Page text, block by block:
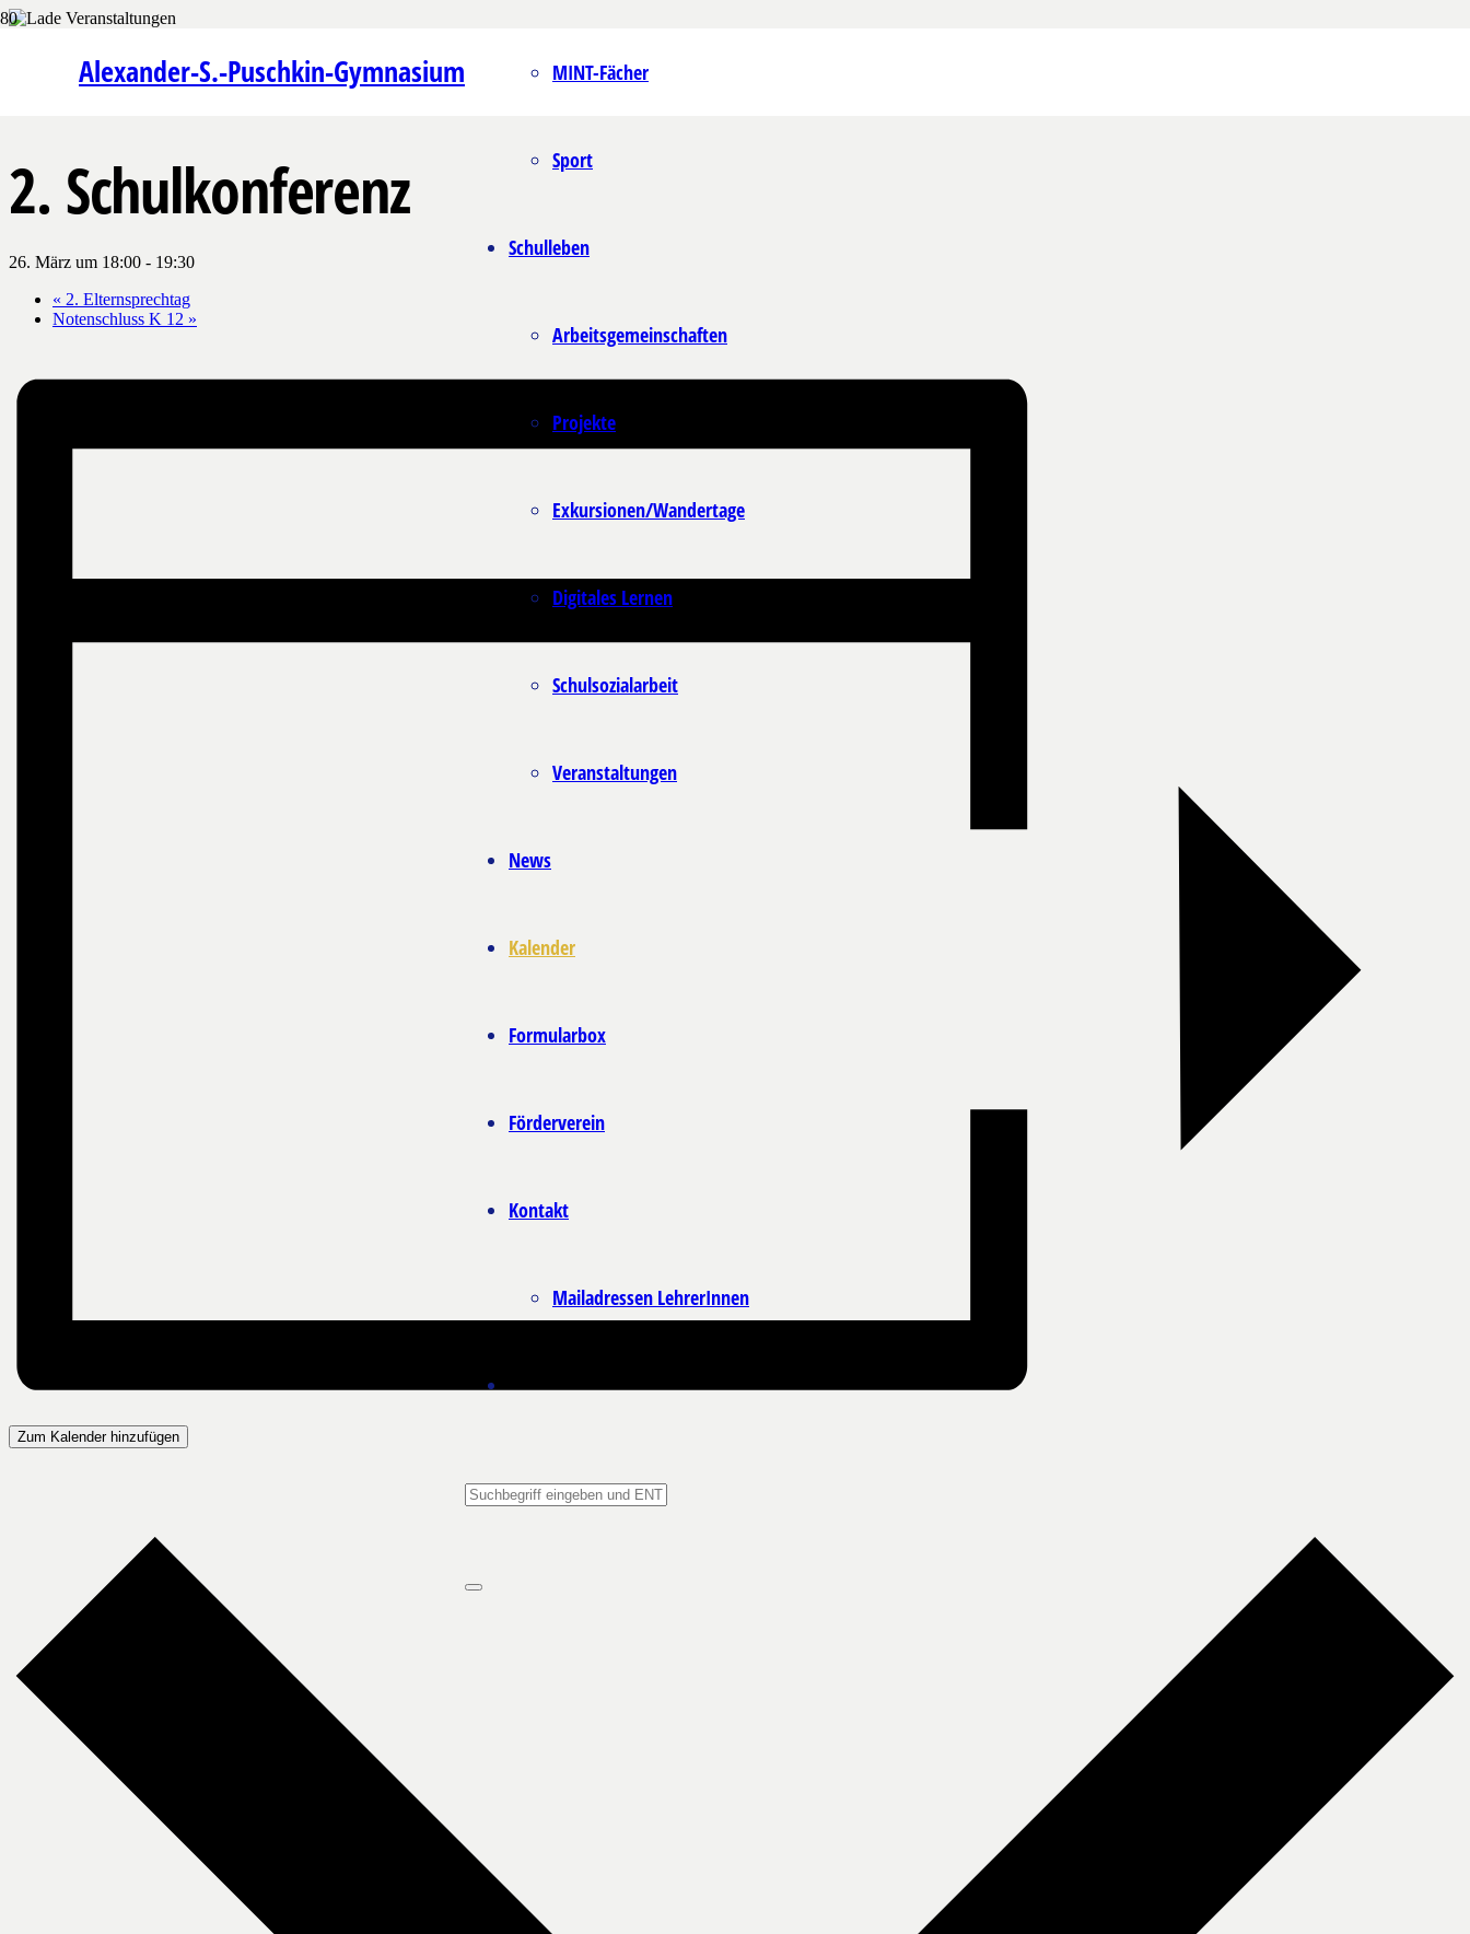
Alexander-S.-Puschkin-Gymnasium MINT-Fächer
Sport
Schulleben
Arbeitsgemeinschaften
Projekte
Exkursionen/Wandertage
Digitales Lernen
Schulsozialarbeit
Veranstaltungen
News
Kalender
Formularbox
Förderverein
Kontakt
Mailadressen LehrerInnen
Diese Veranstaltung hat bereits stattgefunden.
2. Schulkonferenz
26. März um 18:00 - 19:30
« 2. Elternsprechtag
Notenschluss K 12 »
Zum Kalender hinzufügen